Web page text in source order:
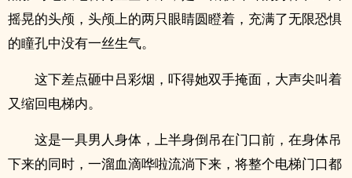
摇晃的头颅，头颅上的两只眼睛圆瞪着，充满了无限恐惧
的瞳孔中没有一丝生气。
这下差点砸中吕彩烟，吓得她双手掩面，大声尖叫着
又缩回电梯内。
这是一具男人身体，上半身倒吊在门口前，在身体吊
下来的同时，一溜血滴哗啦流淌下来，将整个电梯门口都